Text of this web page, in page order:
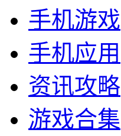
手机游戏
手机应用
资讯攻略
游戏合集